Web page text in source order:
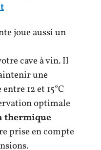
joue aussi un
cave à vin. Il
une
12 et 15°C
optimale
thermique
prise en compte